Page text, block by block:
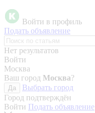
Войти в профиль
Подать объявление
Нет результатов
Войти
Москва
Ваш город Москва?
Да
Выбрать город
Город подтверждён
Войти Подать объявление